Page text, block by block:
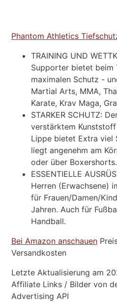
Phantom Athletics
TRAINING UND
Supporter bietet beim
maximalen Schutz -
Martial Arts, MMA,
Karate, Krav Maga,
STARKER SCHUTZ:
verstärktem
Lippe bietet Extra viel
liegt angenehm am
oder über Boxershorts.
ESSENTIELLE
Herren (Erwachsene)
für Frauen/Damen/
Jahren. Auch für
Handball.
Bei Amazon anschauen
Versandkosten
Letzte Aktualisierung am
Affiliate Links / Bilder von
Advertising API